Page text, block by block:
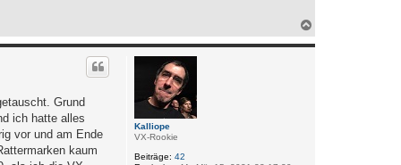
a
c
Kalliope
VX-Rookie
Beiträge: 42
Grund
ich hatte alles
vor und am Ende
kaum